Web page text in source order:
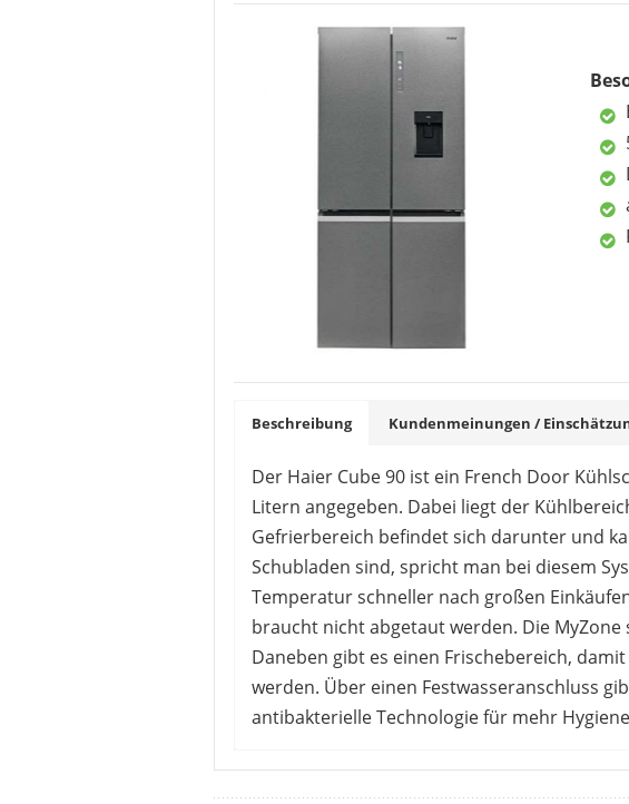
hochwertige Qualität
Beschreibung Kundenmeinungen /
Der Haier Cube 90 ist ein French Door
Litern angegeben. Dabei liegt der
Gefrierbereich befindet sich darunter und
Schubladen sind, spricht man bei diesem
Temperatur schneller nach großen
braucht nicht abgetaut werden. Die
Daneben gibt es einen Frischebereich,
werden. Über einen Festwasseranschluss
antibakterielle Technologie für mehr
Von den Kunden gibt es viele positive
beseitigt und die Aromen der Lebensmittel